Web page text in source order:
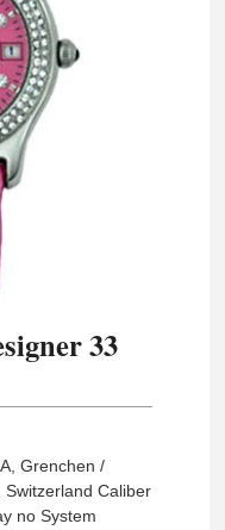
33
Grenchen /
Caliber
no System